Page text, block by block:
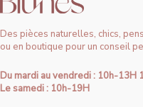
Des pièces naturelles, chics,
ou en boutique pour un conseil
Du mardi au vendredi : 10h-13H
Le samedi : 10h-19H